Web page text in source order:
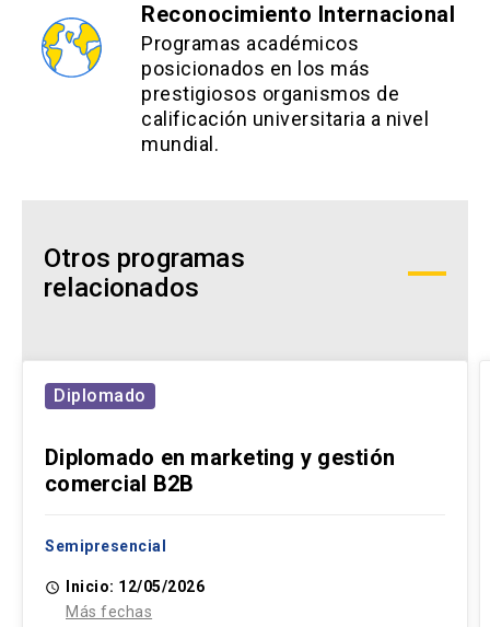
Reconocimiento Internacional
Programas académicos
posicionados en los más
prestigiosos organismos de
calificación universitaria a nivel
mundial.
Otros programas
relacionados
Diplomado
Diplomado en marketing y gestión
comercial B2B
Semipresencial
access_time
Inicio: 12/05/2026
Más fechas